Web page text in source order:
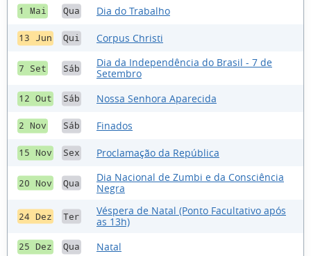
1 Mai Qua Dia do Trabalho
13 Jun Qui Corpus Christi
7 Set Sáb
Dia da Independência do Brasil - 7 de
Setembro
12 Out Sáb Nossa Senhora Aparecida
2 Nov Sáb Finados
15 Nov Sex Proclamação da República
20 Nov Qua
Dia Nacional de Zumbi e da Consciência
Negra
24 Dez Ter
Véspera de Natal (Ponto Facultativo após
as 13h)
25 Dez Qua Natal